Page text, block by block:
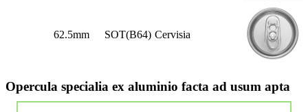
62.5mm SOT(B64) Cervisia
Opercula specialia ex aluminio facta ad usum apta